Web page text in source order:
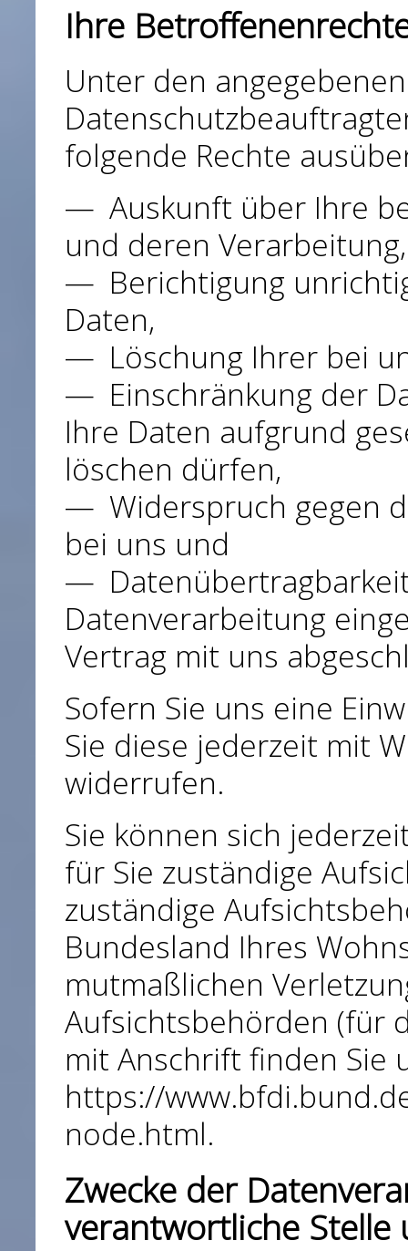
Ihre
Unter den
folgende Rechte
Auskunft über Ihre
und deren Verarbeitung,
Berichtigung
Daten,
Löschung Ihrer bei
Einschränkung der
Ihre Daten aufgrund
löschen dürfen,
Widerspruch gegen
bei uns und
Datenverarbeitung
Vertrag mit uns
Sofern Sie uns eine
Sie diese jederzeit mit
widerrufen.
Sie können sich
für Sie zuständige
zuständige
Bundesland Ihres
mutmaßlichen
Aufsichtsbehörden (für
mit Anschrift finden Sie
https://
node.html.
Zwecke der
verantwortliche Stelle